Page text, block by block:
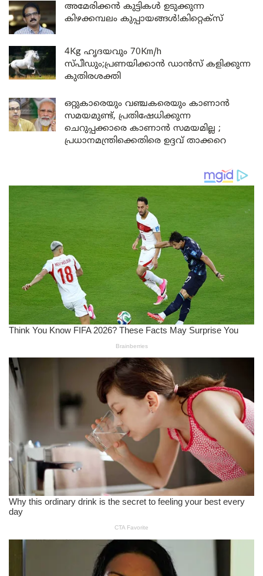
അമേരിക്കൻ കുട്ടികൾ ഉടുക്കുന്ന
കിഴക്കമ്പലം കുപ്പായങ്ങൾ!കിറ്റെക്സ്
4Kg ഹൃദയവും 70Km/h
സ്പീഡും;പ്രണയിക്കാൻ ഡാൻസ് കളിക്കുന്ന
കുതിരശക്തി
ഒറ്റുകാരെയും വഞ്ചകരെയും കാണാൻ
സമയമുണ്ട്, പ്രതിഷേധിക്കുന്ന
ചെറുപ്പക്കാരെ കാണാൻ സമയമില്ല ;
പ്രധാനമന്ത്രിക്കെതിരെ ഉദ്ദവ് താക്കറെ